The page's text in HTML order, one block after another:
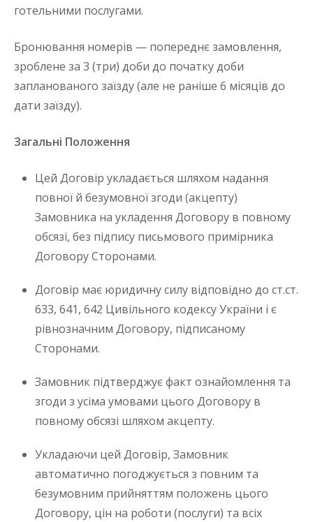
готельними послугами.
Бронювання номерів — попереднє замовлення,
зроблене за 3 (три) доби до початку доби
запланованого заїзду (але не раніше 6 місяців до
дати заїзду).
Загальні Положення
Цей Договір укладається шляхом надання
повної й безумовної згоди (акцепту)
Замовника на укладення Договору в повному
обсязі, без підпису письмового примірника
Договору Сторонами.
Договір має юридичну силу відповідно до ст.ст.
633, 641, 642 Цивільного кодексу України і є
рівнозначним Договору, підписаному
Сторонами.
Замовник підтверджує факт ознайомлення та
згоди з усіма умовами цього Договору в
повному обсязі шляхом акцепту.
Укладаючи цей Договір, Замовник
автоматично погоджується з повним та
безумовним прийняттям положень цього
Договору, цін на роботи (послуги) та всіх